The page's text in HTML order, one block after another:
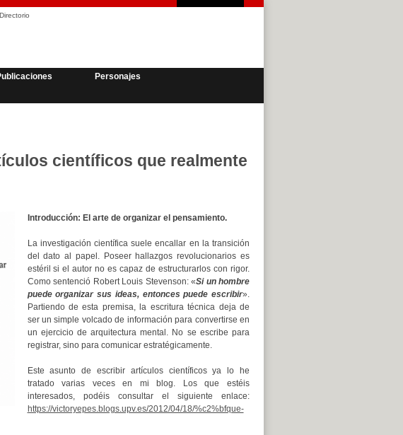
Directorio
Personajes
científicos que realmente
Introducción: El arte de organizar el pensamiento.
La investigación científica suele encallar en la transición
del dato al papel. Poseer hallazgos revolucionarios es
estéril si el autor no es capaz de estructurarlos con rigor.
Como sentenció Robert Louis Stevenson: «Si un hombre
puede organizar sus ideas, entonces puede escribir».
Partiendo de esta premisa, la escritura técnica deja de
ser un simple volcado de información para convertirse en
un ejercicio de arquitectura mental. No se escribe para
registrar, sino para comunicar estratégicamente.
Este asunto de escribir artículos científicos ya lo he
tratado varias veces en mi blog. Los que estéis
interesados, podéis consultar el siguiente enlace:
https://victoryepes.blogs.upv.es/2012/04/18/%c2%bfque-